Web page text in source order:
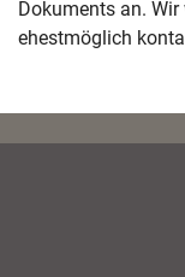
Dokuments an.
ehestmöglich